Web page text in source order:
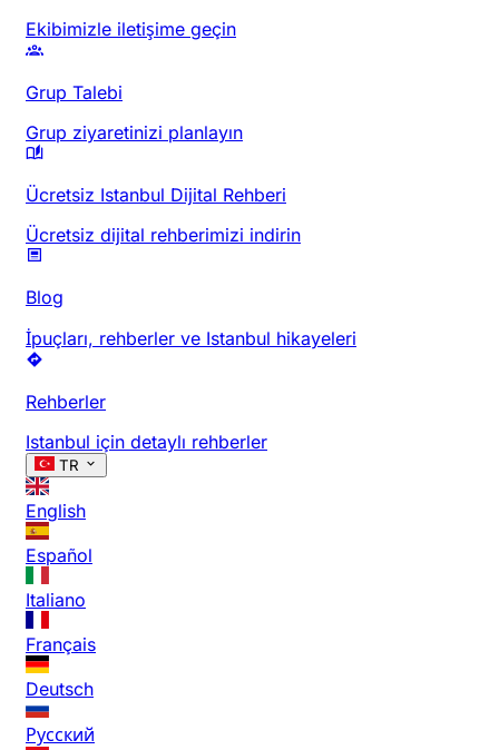
Ekibimizle iletişime geçin
Grup Talebi
Grup ziyaretinizi planlayın
Ücretsiz Istanbul Dijital Rehberi
Ücretsiz dijital rehberimizi indirin
Blog
İpuçları, rehberler ve Istanbul hikayeleri
Rehberler
Istanbul için detaylı rehberler
TR
English
Español
Italiano
Français
Deutsch
Русский